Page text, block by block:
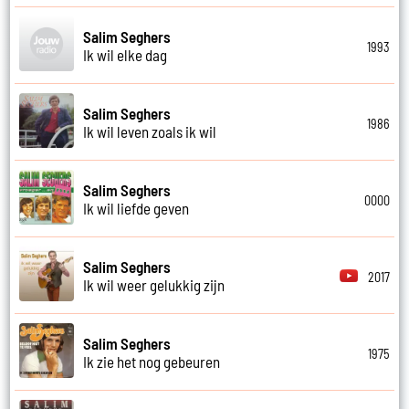
Salim Seghers
Ik wil elke dag
1993
Salim Seghers
Ik wil leven zoals ik wil
1986
Salim Seghers
Ik wil liefde geven
0000
Salim Seghers
Ik wil weer gelukkig zijn
2017
Salim Seghers
Ik zie het nog gebeuren
1975